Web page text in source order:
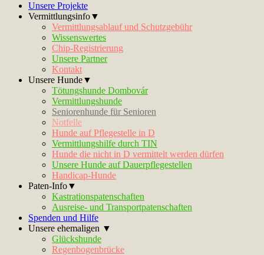
Unsere Projekte
Vermittlungsinfo▼
Vermittlungsablauf und Schutzgebühr
Wissenswertes
Chip-Registrierung
Unsere Partner
Kontakt
Unsere Hunde▼
Tötungshunde Dombovár
Vermittlungshunde
Seniorenhunde für Senioren
Notfelle
Hunde auf Pflegestelle in D
Vermittlungshilfe durch TIN
Hunde die nicht in D vermittelt werden dürfen
Unsere Hunde auf Dauerpflegestellen
Handicap-Hunde
Paten-Info▼
Kastrationspatenschaften
Ausreise- und Transportpatenschaften
Spenden und Hilfe
Unsere ehemaligen ▼
Glückshunde
Regenbogenbrücke